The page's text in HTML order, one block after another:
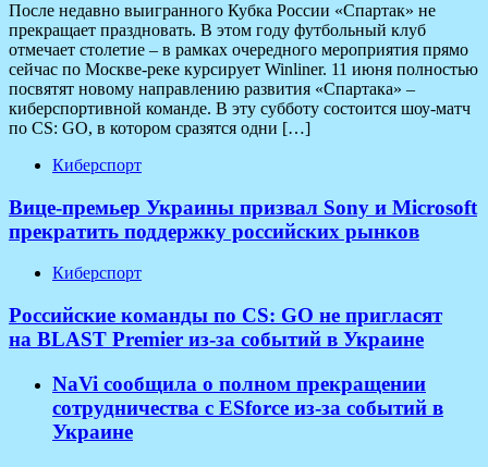
После недавно выигранного Кубка России «Спартак» не
прекращает праздновать. В этом году футбольный клуб
отмечает столетие – в рамках очередного мероприятия прямо
сейчас по Москве-реке курсирует Winliner. 11 июня полностью
посвятят новому направлению развития «Спартака» –
киберспортивной команде. В эту субботу состоится шоу-матч
по CS: GO, в котором сразятся одни […]
Киберспорт
Вице-премьер Украины призвал Sony и Microsoft
прекратить поддержку российских рынков
Киберспорт
Российские команды по CS: GO не пригласят
на BLAST Premier из-за событий в Украине
NaVi сообщила о полном прекращении
сотрудничества с ESforce из-за событий в
Украине